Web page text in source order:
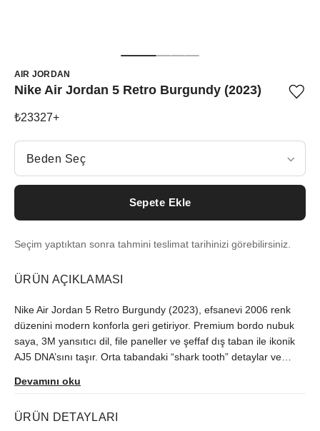
AIR JORDAN
Nike Air Jordan 5 Retro Burgundy (2023)
₺23327+
Beden Seç
Beden Seç
Sepete Ekle
Seçim yaptıktan sonra tahmini teslimat tarihinizi görebilirsiniz.
ÜRÜN AÇIKLAMASI
Nike Air Jordan 5 Retro Burgundy (2023), efsanevi 2006 renk
düzenini modern konforla geri getiriyor. Premium bordo nubuk
saya, 3M yansıtıcı dil, file paneller ve şeffaf dış taban ile ikonik
AJ5 DNA’sını taşır. Orta tabandaki “shark tooth” detaylar ve
Dayanıklı kauçuk taban tutuş sağlar, bağcıklı klips sistemi
ideal bu sneaker, her kombinle uyumlu, zamansız ve dikkat
Devamını oku
ÜRÜN DETAYLARI